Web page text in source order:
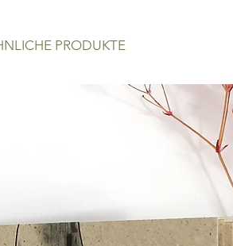
PRODUKTE